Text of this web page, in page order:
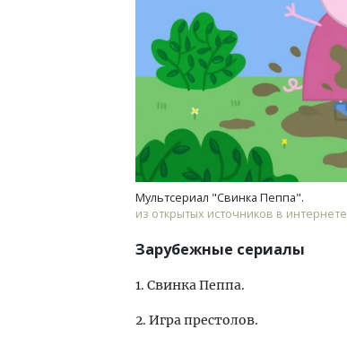
Мультсериал "Свинка Пеппа".
из открытых источников в интернете
Зарубежные сериалы
1. Свинка Пеппа.
2. Игра престолов.